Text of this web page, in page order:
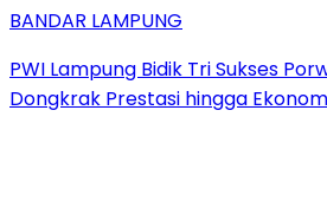
BANDAR LAMPUNG
PWI Lampung Bidik Tri Sukses
Dongkrak Prestasi hingga